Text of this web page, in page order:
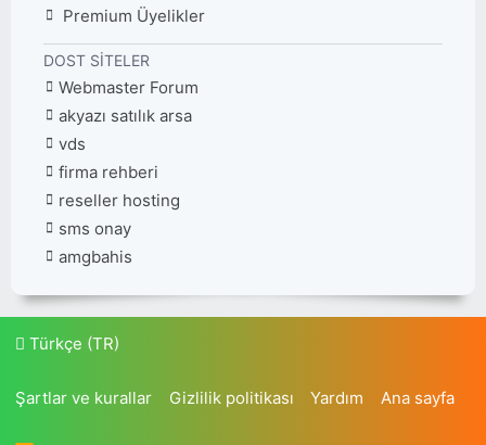
Premium Üyelikler
DOST SITELER
Webmaster Forum
akyazı satılık arsa
vds
firma rehberi
reseller hosting
sms onay
amgbahis
Türkçe (TR)
Şartlar ve kurallar Gizlilik politikası Yardım Ana sayfa